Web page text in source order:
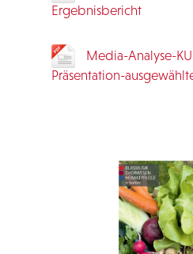
Ergebnisbericht
Media-Analyse-
Präsentation-